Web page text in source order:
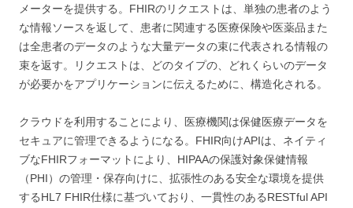
メーターを提供する。FHIRのリクエストは、単独の患者のよう
な情報ソースを返して、患者に関連する医療保険や医薬品また
は全患者のデータのような大量データの束に代表される情報の
束を返す。リクエストは、どのタイプの、どれくらいのデータ
が必要かをアプリケーションに伝えるために、構造化される。
クラウドを利用することにより、医療機関は保健医療データを
セキュアに管理できるようになる。FHIR向けAPIは、ネイティ
ブなFHIRフォーマットにより、HIPAAの保護対象保健情報
（PHI）の管理・保存向けに、拡張性のある安全な環境を提供
するHL7 FHIR仕様に基づいており、一貫性のあるRESTful API